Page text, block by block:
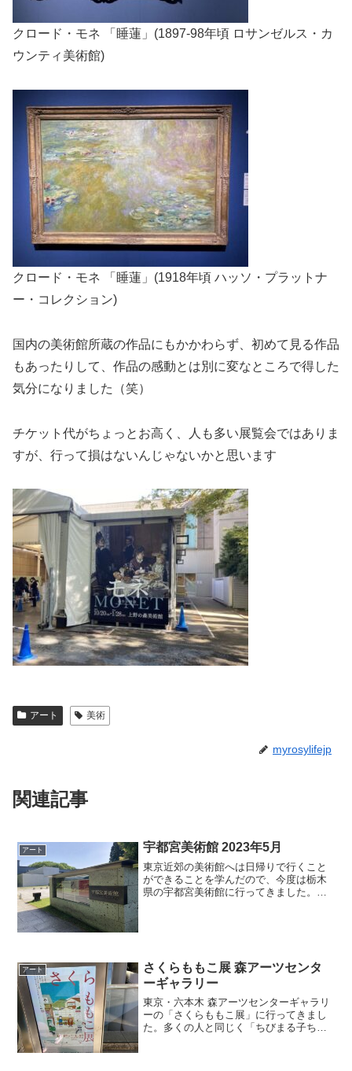
クロード・モネ 「睡蓮」(1897-98年頃 ロサンゼルス・カ
ウンティ美術館)
クロード・モネ 「睡蓮」(1918年頃 ハッソ・プラットナ
ー・コレクション)
国内の美術館所蔵の作品にもかかわらず、初めて見る作品
もあったりして、作品の感動とは別に変なところで得した
気分になりました（笑）
チケット代がちょっとお高く、人も多い展覧会ではありま
すが、行って損はないんじゃないかと思います
アート 美術
myrosylifejp
関連記事
アート 宇都宮美術館 2023年5月
東京近郊の美術館へは日帰りで行くこと
ができることを学んだので、今度は栃木
県の宇都宮美術館に行ってきました。宇
アート
さくらももこ展 森アーツセンタ
ーギャラリー
東京・六本木 森アーツセンターギャラリ
ーの「さくらももこ展」に行ってきまし
た。多くの人と同じく「ちびまる子ちゃ